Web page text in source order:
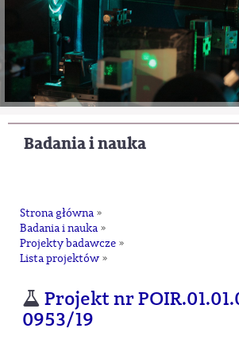
Badania i nauka
Strona główna »
Badania i nauka »
Projekty badawcze »
Lista projektów »
Projekt nr
0953/19